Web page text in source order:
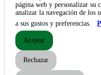
página web y personalizar su
analizar la navegación de los
a sus gustos y preferencias.
Aceptar
Rechazar